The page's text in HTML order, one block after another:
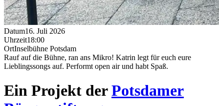
Datum16. Juli 2026
Uhrzeit18:00
OrtInselbühne Potsdam
Rauf auf die Bühne, ran ans Mikro! Katrin legt für euch eure
Lieblingssongs auf. Performt open air und habt Spaß.
Ein Projekt der Potsdamer